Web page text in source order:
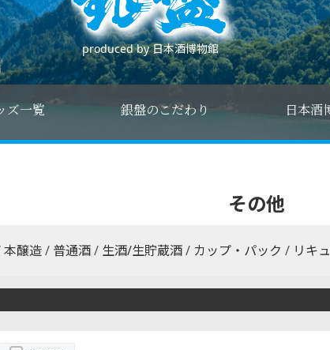
produced by 日本酒博物館
ズ一覧 銀盤のこだわり 日本酒
その他
本醸造/ 普通酒/ 生酒/生貯蔵酒/ カップ・パック / リキ